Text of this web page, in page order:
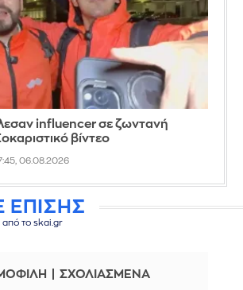
influencer σε ζωντανή
βίντεο
06.08.2026
ΕΠΙΣΗΣ
από το skai.gr
ΣΧΟΛΙΑΣΜΕΝΑ